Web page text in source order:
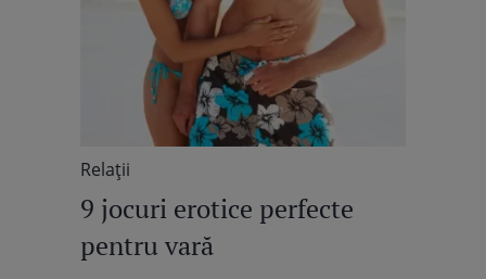
Relaţii
9 jocuri erotice perfecte
pentru vară